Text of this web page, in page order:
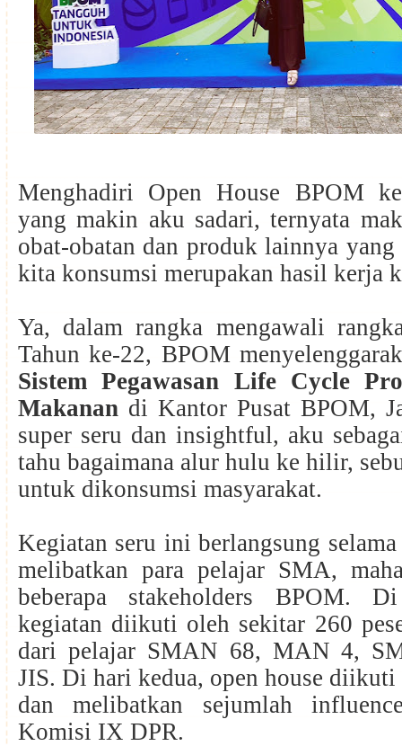
Menghadiri Open House BPOM
yang makin aku sadari, ternyata
obat-obatan dan produk lainnya
kita konsumsi merupakan hasil kerja
Ya, dalam rangka mengawali
Tahun ke-22, BPOM
Sistem Pegawasan Life Cycle
Makanan di Kantor Pusat BPOM,
super seru dan insightful, aku
tahu bagaimana alur hulu ke hilir,
untuk dikonsumsi masyarakat.
Kegiatan seru ini berlangsung
melibatkan para pelajar SMA,
beberapa stakeholders BPOM.
kegiatan diikuti oleh sekitar 260
dari pelajar SMAN 68, MAN 4,
JIS. Di hari kedua, open house diikuti
dan melibatkan sejumlah
Komisi IX DPR.